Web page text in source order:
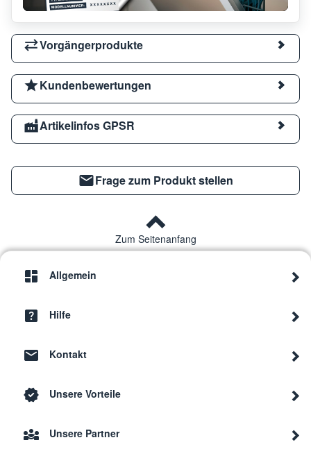
Vorgängerprodukte
Kundenbewertungen
Artikelinfos GPSR
Frage zum Produkt stellen
Zum Seitenanfang
Allgemein
Hilfe
Kontakt
Unsere Vorteile
Unsere Partner